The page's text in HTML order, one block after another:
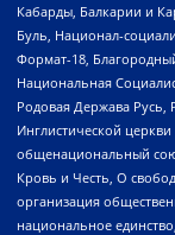
Кабарды, Балкарии и
Буль, Национал-
Формат-18,
Национальная
Родовая Держава Русь,
Инглистической
общенациональный
Кровь и Честь, О
организация
национальное